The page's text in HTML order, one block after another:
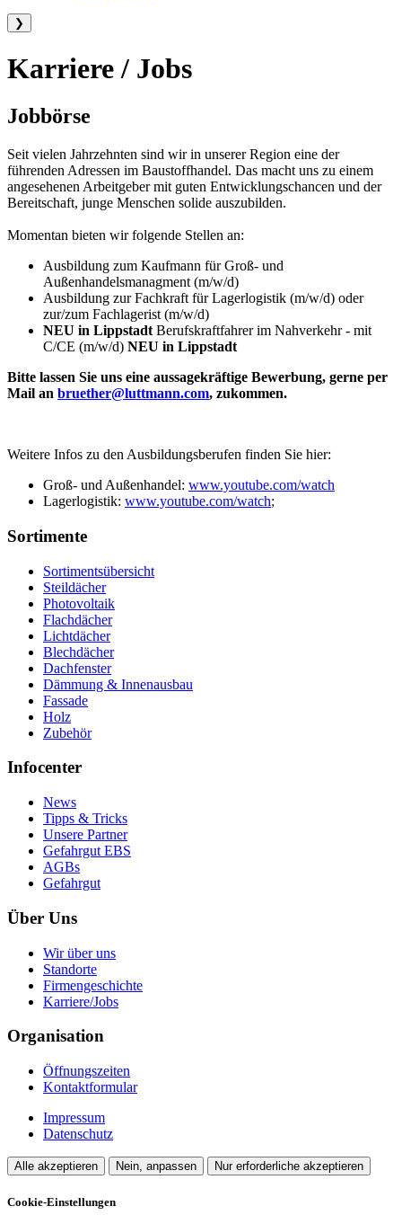
❯
Karriere / Jobs
Jobbörse
Seit vielen Jahrzehnten sind wir in unserer Region eine der
führenden Adressen im Baustoffhandel. Das macht uns zu einem
angesehenen Arbeitgeber mit guten Entwicklungschancen und der
Bereitschaft, junge Menschen solide auszubilden.
Momentan bieten wir folgende Stellen an:
Ausbildung zum Kaufmann für Groß- und
Außenhandelsmanagment (m/w/d)
Ausbildung zur Fachkraft für Lagerlogistik (m/w/d) oder
zur/zum Fachlagerist (m/w/d)
NEU in Lippstadt Berufskraftfahrer im Nahverkehr - mit
C/CE (m/w/d) NEU in Lippstadt
Bitte lassen Sie uns eine aussagekräftige Bewerbung, gerne per
Mail an bruether@luttmann.com, zukommen.
Weitere Infos zu den Ausbildungsberufen finden Sie hier:
Groß- und Außenhandel: www.youtube.com/watch
Lagerlogistik: www.youtube.com/watch;
Sortimente
Sortimentsübersicht
Steildächer
Photovoltaik
Flachdächer
Lichtdächer
Blechdächer
Dachfenster
Dämmung & Innenausbau
Fassade
Holz
Zubehör
Infocenter
News
Tipps & Tricks
Unsere Partner
Gefahrgut EBS
AGBs
Gefahrgut
Über Uns
Wir über uns
Standorte
Firmengeschichte
Karriere/Jobs
Organisation
Öffnungszeiten
Kontaktformular
Impressum
Datenschutz
Alle akzeptieren Nein, anpassen Nur erforderliche akzeptieren
Cookie-Einstellungen